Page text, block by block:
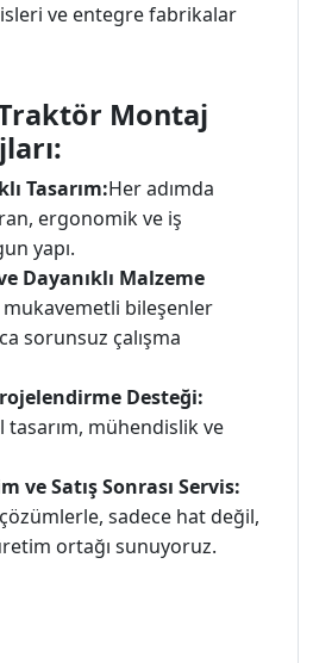
ve entegre fabrikalar
Montaj
Tasarım:Her adımda
ergonomik ve iş
yapı.
Dayanıklı Malzeme
mukavemetli bileşenler
sorunsuz çalışma
Desteği:
tasarım, mühendislik ve
ve Satış Sonrası Servis:
sadece hat değil,
ortağı sunuyoruz.